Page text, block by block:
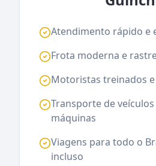
Atendimento rápido e
Frota moderna e
Motoristas treinados
Transporte de
máquinas
Viagens para todo o
incluso